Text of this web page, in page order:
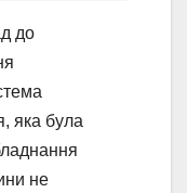
до
яка була
не